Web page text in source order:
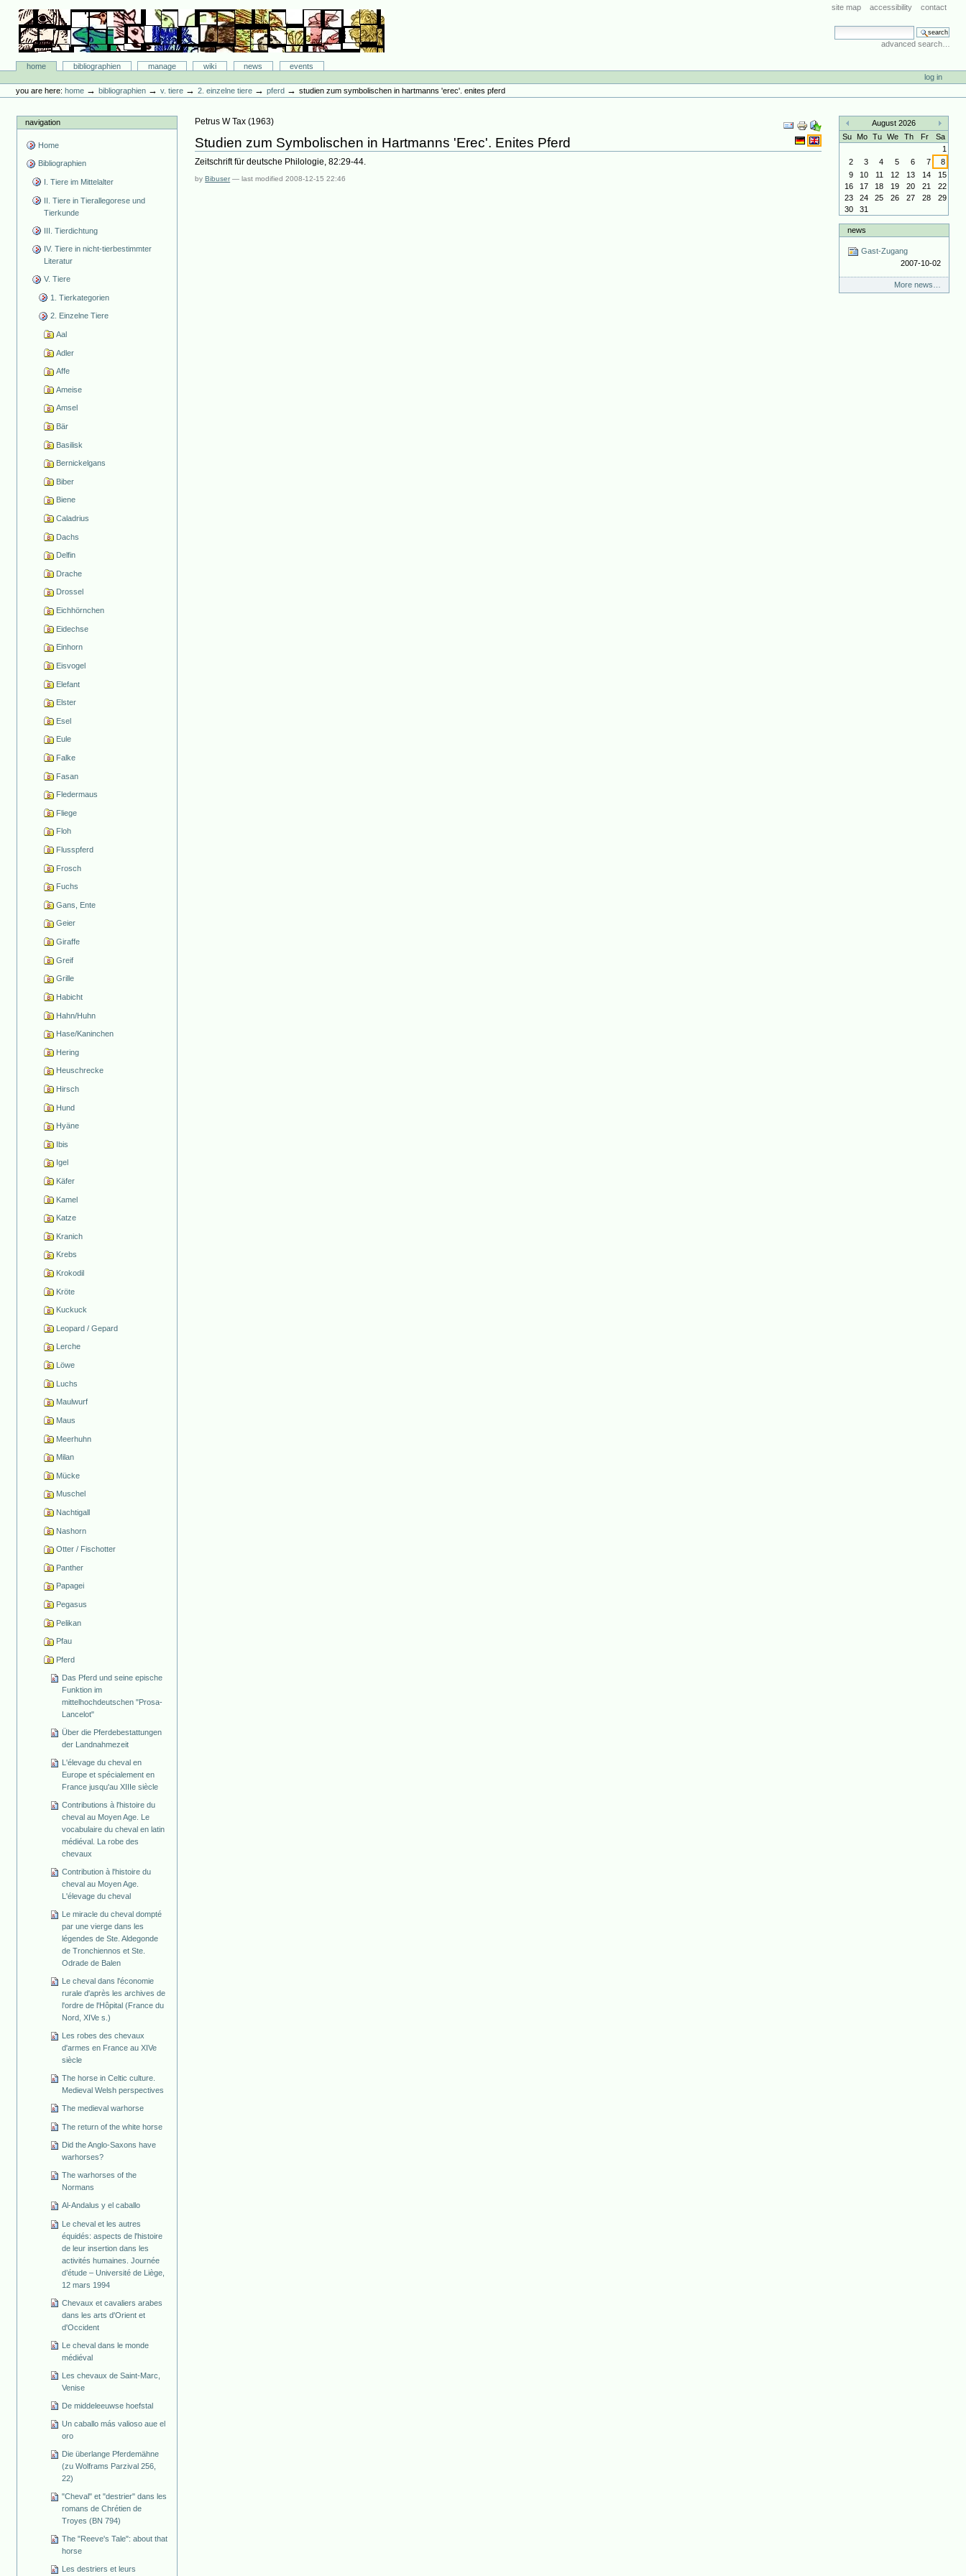
content.
navigation
site map accessibility contact
search site
advanced search…
Bibliographie-Portal
Sectionshome bibliographien manage wiki news
events
tools
log in
you are here: home →bibliographien →v. tiere →2. einzelne tiere →pferd →studien zum symbolischen in hartmanns 'erec'. enites pferd
navigation
Home
Bibliographien
I. Tiere im Mittelalter
II. Tiere in Tierallegorese und
Tierkunde
III. Tierdichtung
IV. Tiere in nicht-tierbestimmter
Literatur
V. Tiere
1. Tierkategorien
2. Einzelne Tiere
Aal
Adler
Affe
Ameise
Amsel
Bär
Basilisk
Bernickelgans
Biber
Biene
Caladrius
Dachs
Delfin
Drache
Drossel
Eichhörnchen
Eidechse
Einhorn
Eisvogel
Elefant
Elster
Esel
Eule
Falke
Fasan
Fledermaus
Fliege
Floh
Flusspferd
Frosch
Fuchs
Gans, Ente
Geier
Giraffe
Greif
Grille
Habicht
Hahn/Huhn
Hase/Kaninchen
Hering
Heuschrecke
Hirsch
Hund
Hyäne
Ibis
Igel
Käfer
Kamel
Katze
Kranich
Krebs
Krokodil
Kröte
Kuckuck
Leopard / Gepard
Lerche
Löwe
Luchs
Maulwurf
Maus
Meerhuhn
Milan
Mücke
Muschel
Nachtigall
Nashorn
Otter / Fischotter
Panther
Papagei
Pegasus
Pelikan
Pfau
Pferd
Das Pferd und seine epische
Funktion im
mittelhochdeutschen "Prosa-
Lancelot"
Über die Pferdebestattungen
der Landnahmezeit
L'élevage du cheval en
Europe et spécialement en
France jusqu'au XIIIe siècle
Contributions à l'histoire du
cheval au Moyen Age. Le
vocabulaire du cheval en latin
médiéval. La robe des
chevaux
Contribution à l'histoire du
cheval au Moyen Age.
L'élevage du cheval
Le miracle du cheval dompté
par une vierge dans les
légendes de Ste. Aldegonde
de Tronchiennos et Ste.
Odrade de Balen
Le cheval dans l'économie
rurale d'après les archives de
l'ordre de l'Hôpital (France du
Nord, XIVe s.)
Les robes des chevaux
d'armes en France au XIVe
siècle
The horse in Celtic culture.
Medieval Welsh perspectives
The medieval warhorse
The return of the white horse
Did the Anglo-Saxons have
warhorses?
The warhorses of the
Normans
Al-Andalus y el caballo
Le cheval et les autres
équidés: aspects de l'histoire
de leur insertion dans les
activités humaines. Journée
d’étude – Université de Liège,
12 mars 1994
Chevaux et cavaliers arabes
dans les arts d'Orient et
d'Occident
Le cheval dans le monde
médiéval
Les chevaux de Saint-Marc,
Venise
De middeleeuwse hoefstal
Un caballo más valioso aue el
oro
Die überlange Pferdemähne
(zu Wolframs Parzival 256,
22)
"Cheval" et "destrier" dans les
romans de Chrétien de
Troyes (BN 794)
The "Reeve's Tale": about that
horse
Les destriers et leurs
Document
Actions
Petrus W Tax (1963)
Studien zum Symbolischen in Hartmanns 'Erec'. Enites Pferd
Zeitschrift für deutsche Philologie, 82:29-44.
byBibuser —last modified2008-12-15 22:46
«
August 2026
»
Su Mo Tu We Th Fr
Sa
1
2
3 4 5 6 7
8
9
10 11 12 13 14
15
16
17 18 19 20 21
22
23
24 25 26 27 28
29
30
31
news
Gast-Zugang
2007-10-02
More news…